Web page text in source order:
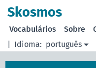
principal
Skosmos
Idioma: português
Vocabulários Sobre